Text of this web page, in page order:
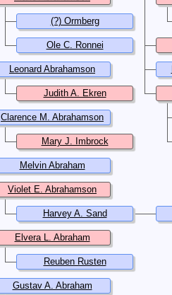
(?) Ormberg
Ole C. Ronnei
Leonard Abrahamson
Judith A. Ekren
Clarence M. Abrahamson
Mary J. Imbrock
Melvin Abraham
Violet E. Abrahamson
Harvey A. Sand
Elvera L. Abraham
Reuben Rusten
Gustav A. Abraham